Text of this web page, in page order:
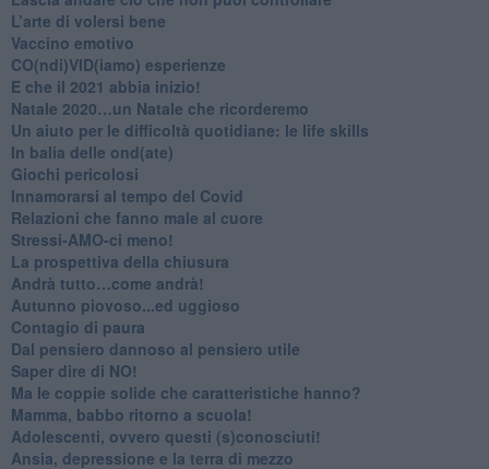
L’arte di volersi bene
​Vaccino emotivo
CO(ndi)VID(iamo) esperienze
​E che il 2021 abbia inizio!
​Natale 2020…un Natale che ricorderemo
Un aiuto per le difficoltà quotidiane: le life skills
​In balia delle ond(ate)
Giochi pericolosi
Innamorarsi al tempo del Covid
​Relazioni che fanno male al cuore
​Stressi-AMO-ci meno!
​La prospettiva della chiusura
​Andrà tutto…come andrà!
Autunno piovoso...ed uggioso
​Contagio di paura
​Dal pensiero dannoso al pensiero utile
​Saper dire di NO!
​Ma le coppie solide che caratteristiche hanno?
​Mamma, babbo ritorno a scuola!
Adolescenti, ovvero questi (s)conosciuti!
Ansia, depressione e la terra di mezzo